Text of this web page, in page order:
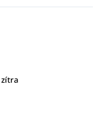
zítra